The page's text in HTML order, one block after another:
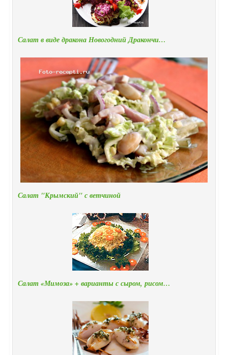
Салат в виде дракона Новогодний Дракончи…
Салат "Крымский" с ветчиной
Салат «Мимоза» + варианты с сыром, рисом…